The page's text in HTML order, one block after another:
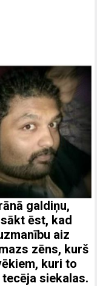
galdiņu,
ēst, kad
aiz
zēns, kurš
kuri to
siekalas.